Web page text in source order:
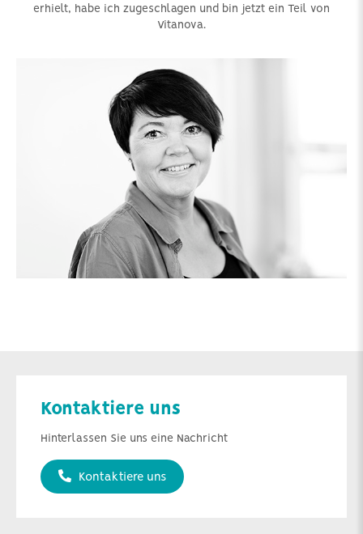
erhielt, habe ich zugeschlagen und bin jetzt ein Teil von
Vitanova.
Kontaktiere uns
Hinterlassen Sie uns eine Nachricht
Kontaktiere uns